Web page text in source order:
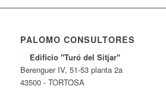
PALOMO CONSULTORES
Edificio "Turó del Sitjar"
Berenguer IV, 51-53 planta 2a
43500 - TORTOSA